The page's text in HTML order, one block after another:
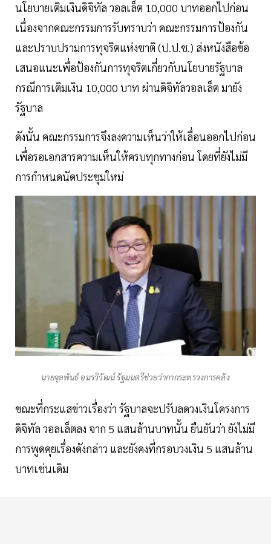
นโยบายเติมเงินดิจิทัล วอลเล็ต 10,000 บาทออกไปก่อน
เนื่องจากคณะกรรมการรับทราบว่า คณะกรรมการป้องกัน
และปราบปรามการทุจริตแห่งชาติ (ป.ป.ช.) ส่งหนังสือข้อ
เสนอแนะเพื่อป้องกันการทุจริตเกี่ยวกับนโยบายรัฐบาล
กรณีการเติมเงิน 10,000 บาท ผ่านดิจิทัลวอลเล็ต มายัง
รัฐบาล
ดังนั้น คณะกรรมการจึงลงความเห็นว่าให้เลื่อนออกไปก่อน
เพื่อรอเอกสารความเห็นให้ครบทุกทางก่อน โดยที่ยังไม่มี
การกำหนดนัดประชุมใหม่
นายจุลพันธ์ อมรวิวัฒน์ รัฐมนตรีช่วยว่ากากระทรวงการคลัง
ขณะที่กระแสข่าวเรื่องว่า รัฐบาลจะปรับลดวงเงินโครงการ
ดิจิทัล วอลเล็ตลง จาก 5 แสนล้านบาทนั้น ยืนยันว่า ยังไม่มี
การพูดคุยเรื่องดังกล่าว และยังคงที่กรอบวงเงิน 5 แสนล้าน
บาทเช่นเดิม